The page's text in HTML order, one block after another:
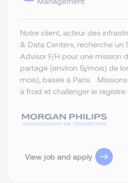
Notre client, acteur des
& Data Centers, recherche un
Advisor F/H pour une mission
partagé (environ 5j/mois) de
mois), basée à Paris.
à froid et challenger le registre
View job and apply